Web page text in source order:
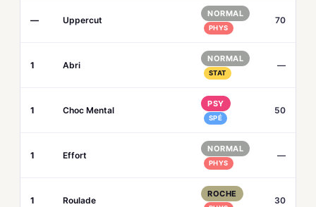
— Uppercut
NORMAL
PHYS
70
1 Abri
NORMAL
STAT
—
1 Choc Mental
PSY
SPÉ
50
1 Effort
NORMAL
PHYS
—
1 Roulade
ROCHE
30